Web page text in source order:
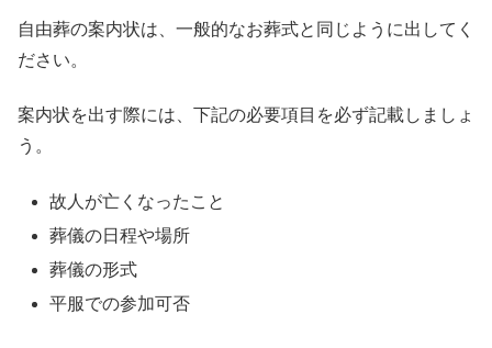
自由葬の案内状は、一般的なお葬式と同じように出してく
ださい。
案内状を出す際には、下記の必要項目を必ず記載しましょ
う。
故人が亡くなったこと
葬儀の日程や場所
葬儀の形式
平服での参加可否